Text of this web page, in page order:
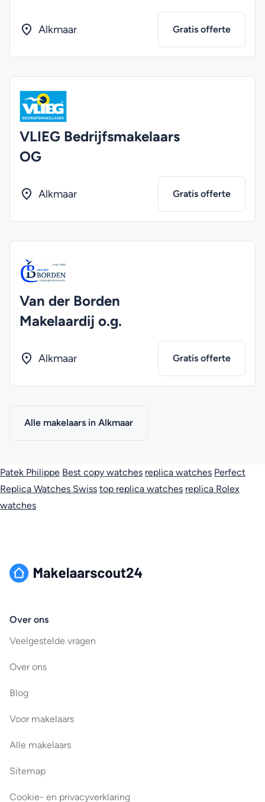
Alkmaar Gratis offerte
VLIEG Bedrijfsmakelaars
OG
Alkmaar Gratis offerte
Van der Borden
Makelaardij o.g.
Alkmaar Gratis offerte
Alle makelaars in Alkmaar
Patek Philippe Best copy watches replica watches Perfect
Replica Watches Swiss top replica watches replica Rolex
watches
Over ons
Veelgestelde vragen
Over ons
Blog
Voor makelaars
Alle makelaars
Sitemap
Cookie- en privacyverklaring